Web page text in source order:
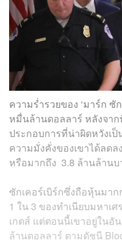
ความร่ำรวยของ ‘มาร์ก ซั
หมื่นล้านดอลลาร์ หลังจาก
ประกอบการที่น่าผิดหวังเ
ความมั่งคั่งของเขาได้ลด
หรือมากถึง 3.8 ล้านล้านบ
ซักเคอร์เบิร์กซึ่งถือหุ้นมาก
1 ใน 3 ของทำเนียบมหาเ
เกตส์ แต่ตอนนี้เขาอยู่ใน
ล้านดอลลาร์ ตามดัชนี